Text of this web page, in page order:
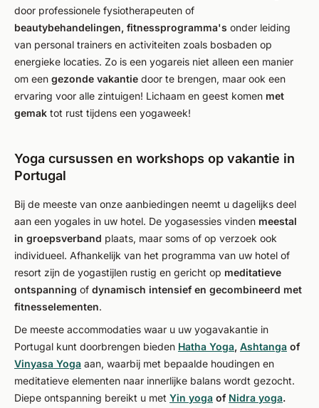
door professionele fysiotherapeuten of
beautybehandelingen, fitnessprogramma's onder leiding
van personal trainers en activiteiten zoals bosbaden op
energieke locaties. Zo is een yogareis niet alleen een manier
om een gezonde vakantie door te brengen, maar ook een
ervaring voor alle zintuigen! Lichaam en geest komen met
gemak tot rust tijdens een yogaweek!
Yoga cursussen en workshops op vakantie in
Portugal
Bij de meeste van onze aanbiedingen neemt u dagelijks deel
aan een yogales in uw hotel. De yogasessies vinden meestal
in groepsverband plaats, maar soms of op verzoek ook
individueel. Afhankelijk van het programma van uw hotel of
resort zijn de yogastijlen rustig en gericht op meditatieve
ontspanning of dynamisch intensief en gecombineerd met
fitnesselementen.
De meeste accommodaties waar u uw yogavakantie in
Portugal kunt doorbrengen bieden Hatha Yoga, Ashtanga of
Vinyasa Yoga aan, waarbij met bepaalde houdingen en
meditatieve elementen naar innerlijke balans wordt gezocht.
Diepe ontspanning bereikt u met Yin yoga of Nidra yoga.